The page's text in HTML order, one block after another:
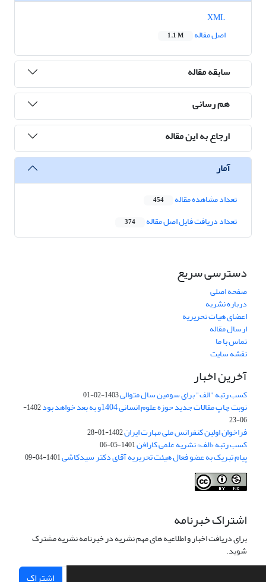
اصل مقاله
1.1 M
سابقه مقاله
هم رسانی
ارجاع به این مقاله
آمار
تعداد مشاهده مقاله 454
تعداد دریافت فایل اصل مقاله 374
دسترسی سریع
صفحه اصلی
درباره نشریه
اعضای هیات تحریریه
ارسال مقاله
تماس با ما
نقشه سایت
آخرین اخبار
کسب رتبه "الف" برای سومین سال متوالی1403-02-01
نوبت چاپ مقالات جدید حوزه علوم انسانی 1404و به بعد خواهد بود
1402-
06-23
فراخوان اولین کنفرانس ملی مهارت ایران1402-01-28
کسب رتبه «الف» نشریه علمی کارافن1401-05-06
پیام تبریک به عضو فعال هیئت تحریریه آقای دکتر سیدکاشی1401-04-09
اشتراک خبرنامه
برای دریافت اخبار و اطلاعیه های مهم نشریه در خبرنامه نشریه مشترک
شوید.
اشتراک